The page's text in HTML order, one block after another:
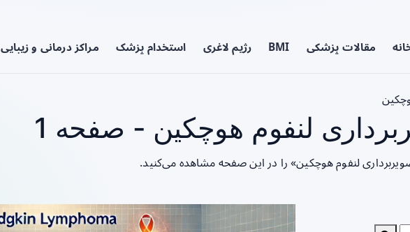
مقالات پزشکی BMI رژیم لاغری استخدام پزشک مراکز درمانی و زیبایی
لنفوم هوچکین - صفحه 1
لنفوم هوچکین» را در این صفحه مشاهده می‌کنید.